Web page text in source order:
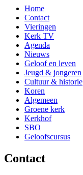
Home
Contact
Vieringen
Kerk TV
Agenda
Nieuws
Geloof en leven
Jeugd & jongeren
Cultuur & historie
Koren
Algemeen
Groene kerk
Kerkhof
SBO
Geloofscursus
Contact